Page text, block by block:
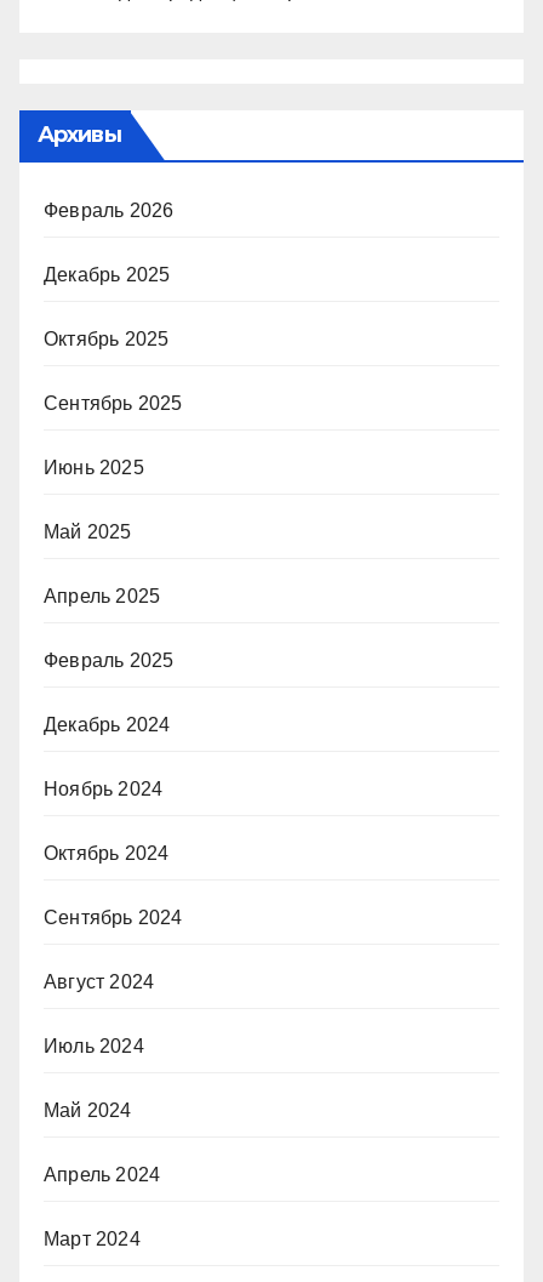
Архивы
Февраль 2026
Декабрь 2025
Октябрь 2025
Сентябрь 2025
Июнь 2025
Май 2025
Апрель 2025
Февраль 2025
Декабрь 2024
Ноябрь 2024
Октябрь 2024
Сентябрь 2024
Август 2024
Июль 2024
Май 2024
Апрель 2024
Март 2024